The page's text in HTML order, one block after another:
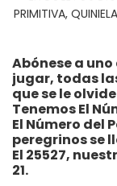
PRIMITIVA,
Abónese a
jugar, todas
que se le
Tenemos El
El Número del
peregrinos se
El 25527,
21.